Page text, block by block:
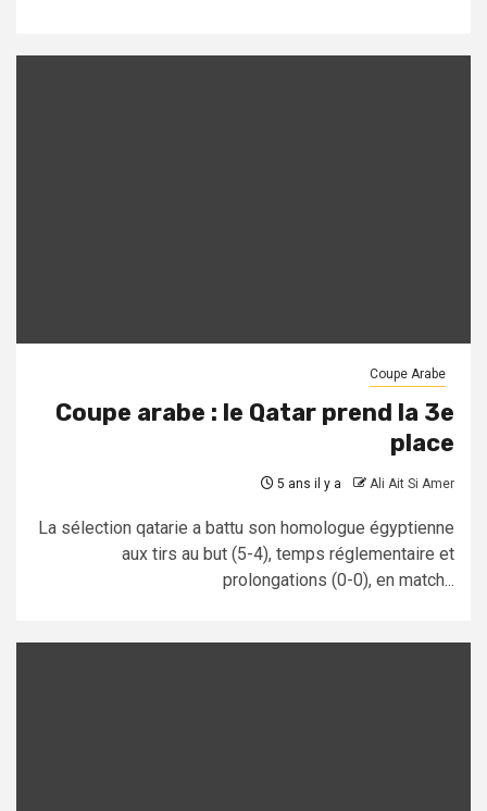
Coupe Arabe
Coupe arabe : le Qatar prend la 3e
place
5 ans il y a Ali Ait Si Amer
La sélection qatarie a battu son homologue égyptienne
aux tirs au but (5-4), temps réglementaire et
prolongations (0-0), en match...